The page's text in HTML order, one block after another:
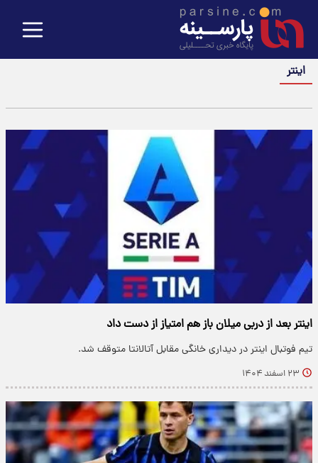
اینتر
اینتر بعد از دربی میلان باز هم امتیاز از دست داد
تیم فوتبال اینتر در دیداری خانگی مقابل آتالانتا متوقف شد.
۲۳ اسفند ۱۴۰۴